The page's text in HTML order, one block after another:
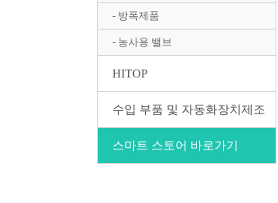
- 방폭제품
- 농사용 밸브
HITOP
수입 부품 및 자동화장치제조
스마트 스토어 바로가기